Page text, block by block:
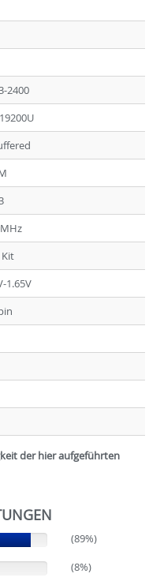
2400
Kit
1.65V
der hier aufgeführten
(89%)
(8%)